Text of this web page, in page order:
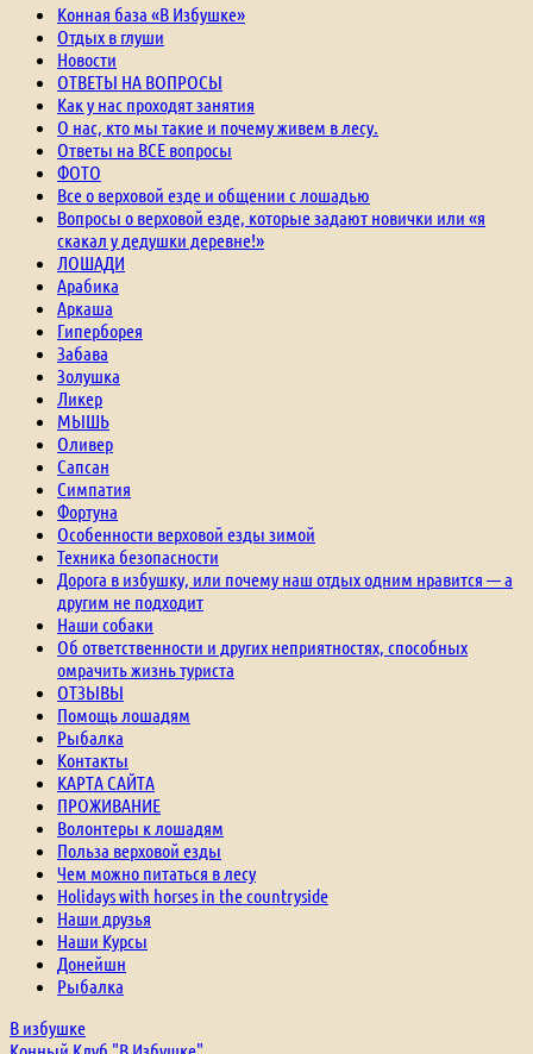
Конная база «В Избушке»
Отдых в глуши
Новости
ОТВЕТЫ НА ВОПРОСЫ
Как у нас проходят занятия
О нас, кто мы такие и почему живем в лесу.
Ответы на ВСЕ вопросы
ФОТО
Все о верховой езде и общении с лошадью
Вопросы о верховой езде, которые задают новички или «я
скакал у дедушки деревне!»
ЛОШАДИ
Арабика
Аркаша
Гиперборея
Забава
Золушка
Ликер
МЫШЬ
Оливер
Сапсан
Симпатия
Фортуна
Особенности верховой езды зимой
Техника безопасности
Дорога в избушку, или почему наш отдых одним нравится — а
другим не подходит
Наши собаки
Об ответственности и других неприятностях, способных
омрачить жизнь туриста
ОТЗЫВЫ
Помощь лошадям
Рыбалка
Контакты
КАРТА САЙТА
ПРОЖИВАНИЕ
Волонтеры к лошадям
Польза верховой езды
Чем можно питаться в лесу
Holidays with horses in the countryside
Наши друзья
Наши Курсы
Донейшн
Рыбалка
В избушке